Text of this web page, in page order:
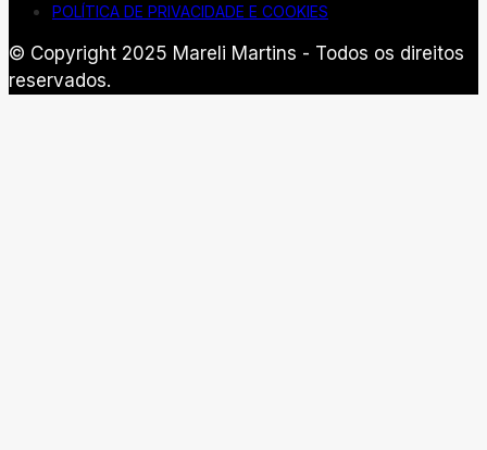
POLÍTICA DE PRIVACIDADE E COOKIES
© Copyright 2025 Mareli Martins - Todos os direitos
reservados.